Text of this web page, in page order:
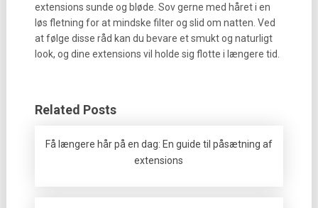
extensions sunde og bløde. Sov gerne med håret i en
løs fletning for at mindske filter og slid om natten. Ved
at følge disse råd kan du bevare et smukt og naturligt
look, og dine extensions vil holde sig flotte i længere tid.
Related Posts
Få længere hår på en dag: En guide til påsætning af
extensions